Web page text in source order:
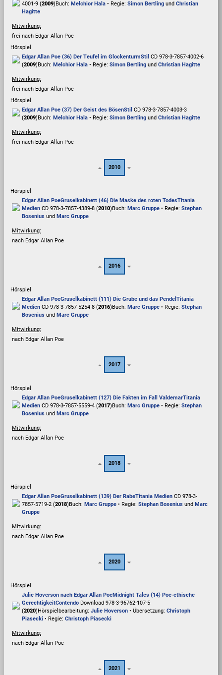
4001-9 (2009) Buch: Melchior Hala • Regie: Simon Bertling und Christian
Hagitte
Mitwirkung:
frei nach Edgar Allan Poe
Hörspiel
Edgar Allan Poe (36) Der Teufel im GlockenturmStil CD 978-3-7857-4002-6
(2009) Buch: Melchior Hala • Regie: Simon Bertling und Christian Hagitte
Mitwirkung:
frei nach Edgar Allan Poe
Hörspiel
Edgar Allan Poe (37) Der Geist des BösenStil CD 978-3-7857-4003-3
(2009) Buch: Melchior Hala • Regie: Simon Bertling und Christian Hagitte
Mitwirkung:
frei nach Edgar Allan Poe
2010
Hörspiel
Edgar Allan PoeGruselkabinett (46) Die Maske des roten TodesTitania
Medien CD 978-3-7857-4389-8 (2010) Buch: Marc Gruppe • Regie: Stephan
Bosenius und Marc Gruppe
Mitwirkung:
nach Edgar Allan Poe
2016
Hörspiel
Edgar Allan PoeGruselkabinett (111) Die Grube und das Pendel Titania
Medien CD 978-3-7857-5254-8 (2016) Buch: Marc Gruppe • Regie: Stephan
Bosenius und Marc Gruppe
Mitwirkung:
nach Edgar Allan Poe
2017
Hörspiel
Edgar Allan PoeGruselkabinett (127) Die Fakten im Fall ValdemarTitania
Medien CD 978-3-7857-5559-4 (2017) Buch: Marc Gruppe • Regie: Stephan
Bosenius und Marc Gruppe
Mitwirkung:
nach Edgar Allan Poe
2018
Hörspiel
Edgar Allan PoeGruselkabinett (139) Der RabeTitania Medien CD 978-3-
7857-5719-2 (2018) Buch: Marc Gruppe • Regie: Stephan Bosenius und Marc
Gruppe
Mitwirkung:
nach Edgar Allan Poe
2020
Hörspiel
Julie Hoverson nach Edgar Allan PoeMidnight Tales (14) Poe-ethische
GerechtigkeitContendo Download 978-3-96762-107-5
(2020) Hörspielbearbeitung: Julie Hoverson • Übersetzung: Christoph
Piasecki • Regie: Christoph Piasecki
Mitwirkung:
nach Edgar Allan Poe
2021